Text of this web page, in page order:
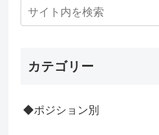
カテゴリー
◆ポジション別